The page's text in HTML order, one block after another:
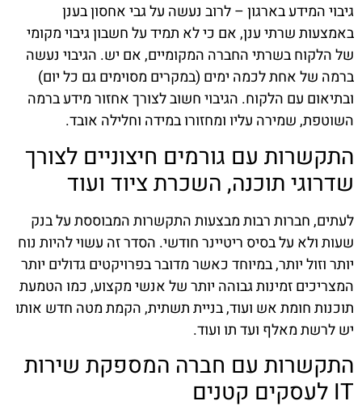
גיבוי המידע בארגון – לרוב נעשה על גבי אחסון בענן
באמצעות שרתי ענן, אם כי לא תמיד על חשבון גיבוי מקומי
של הלקוח בשרתי החברה המקומיים, אם יש. הגיבוי נעשה
ברמה של אחת לכמה ימים (במקרים מסוימים גם כל יום)
ובתיאום עם הלקוח. הגיבוי חשוב לצורך אחזור מידע ברמה
השוטפת, שמירה עליו ומחזורו במידה וחלילה אובד.
התקשרות עם גורמים חיצוניים לצורך
שדרוגי תוכנה, השכרת ציוד ועוד
לעתים, חברות רבות מבצעות התקשרות המבוססת על בנק
שעות ולא על בסיס ריטיינר חודשי. הסדר זה עשוי להיות נוח
יותר וזול יותר, במיוחד כאשר מדובר בפרויקטים גדולים יותר
המצריכים זמינות גבוהה יותר של אנשי מקצוע, כמו הטמעת
תוכנות חומת אש ועוד, בניית תשתית, הקמת מטה חדש אותו
יש לרשת מאלף ועד תו ועוד.
התקשרות עם חברה המספקת שירות
IT לעסקים קטנים